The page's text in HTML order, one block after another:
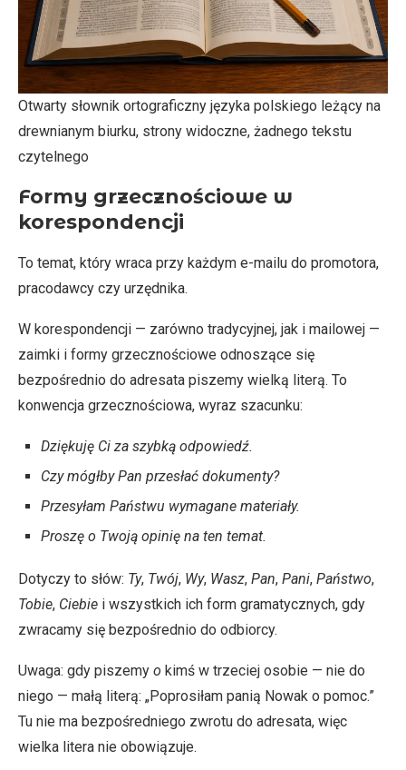
Otwarty słownik ortograficzny języka polskiego leżący na
drewnianym biurku, strony widoczne, żadnego tekstu
czytelnego
Formy grzecznościowe w
korespondencji
To temat, który wraca przy każdym e-mailu do promotora,
pracodawcy czy urzędnika.
W korespondencji — zarówno tradycyjnej, jak i mailowej —
zaimki i formy grzecznościowe odnoszące się
bezpośrednio do adresata piszemy wielką literą. To
konwencja grzecznościowa, wyraz szacunku:
Dziękuję Ci za szybką odpowiedź.
Czy mógłby Pan przesłać dokumenty?
Przesyłam Państwu wymagane materiały.
Proszę o Twoją opinię na ten temat.
Dotyczy to słów: Ty, Twój, Wy, Wasz, Pan, Pani, Państwo,
Tobie, Ciebie i wszystkich ich form gramatycznych, gdy
zwracamy się bezpośrednio do odbiorcy.
Uwaga: gdy piszemy o kimś w trzeciej osobie — nie do
niego — małą literą: „Poprosiłam panią Nowak o pomoc.”
Tu nie ma bezpośredniego zwrotu do adresata, więc
wielka litera nie obowiązuje.